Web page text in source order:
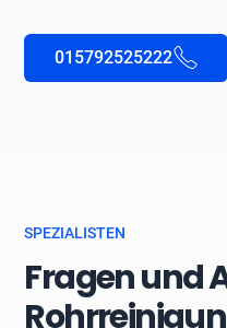
015792525222
SPEZIALISTEN
Fragen und